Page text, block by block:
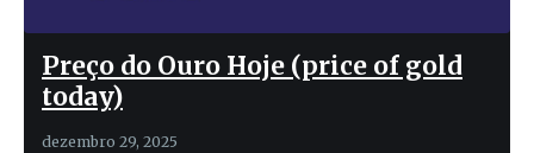
Preço do Ouro Hoje (price of gold
today)
dezembro 29, 2025